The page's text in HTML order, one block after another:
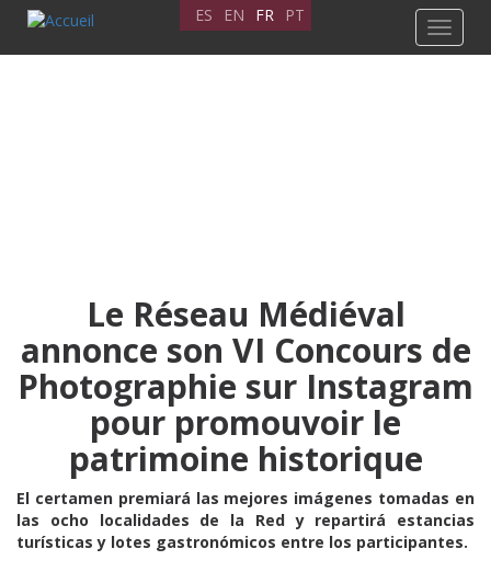
Aller
contenu
Toggle
ES EN FR PT
Le Réseau Médiéval
annonce son VI Concours de
Photographie sur Instagram
pour promouvoir le
patrimoine historique
El certamen premiará las mejores imágenes tomadas en
las ocho localidades de la Red y repartirá estancias
turísticas y lotes gastronómicos entre los participantes.